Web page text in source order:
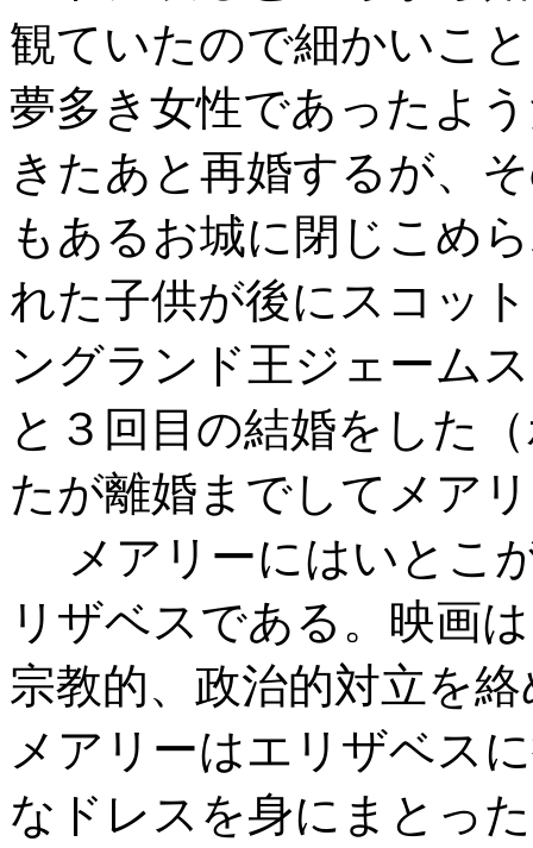
観ていたので細かいこ
夢多き女性であったよ
きたあと再婚するが、
もあるお城に閉じこめ
れた子供が後にスコッ
ングランド王ジェーム
と３回目の結婚をした
たが離婚までしてメア
メアリーにはいとこ
リザベスである。映画
宗教的、政治的対立を
メアリーはエリザベス
なドレスを身にまとっ